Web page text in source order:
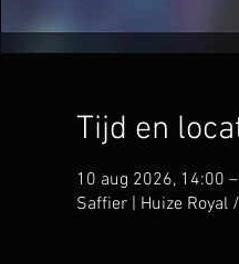
Tijd en
10 aug 2026, 14:00
Saffier | Huize Royal